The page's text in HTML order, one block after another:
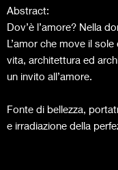
Abstract:
Dov’è l’amore? Nella
L’amor che move il
vita, architettura ed
un invito all’amore.
Fonte di bellezza,
e irradiazione della